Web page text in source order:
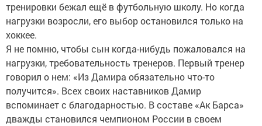
тренировки бежал ещё в футбольную школу. Но когда
нагрузки возросли, его выбор остановился только на
хоккее.
Я не помню, чтобы сын когда-нибудь пожаловался на
нагрузки, требовательность тренеров. Первый тренер
говорил о нем: «Из Дамира обязательно что-то
получится». Всех своих наставников Дамир
вспоминает с благодарностью. В составе «Ак Барса»
дважды становился чемпионом России в своем